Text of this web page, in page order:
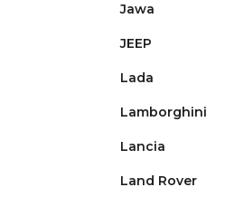
Jawa
JEEP
Lada
Lamborghini
Lancia
Land Rover